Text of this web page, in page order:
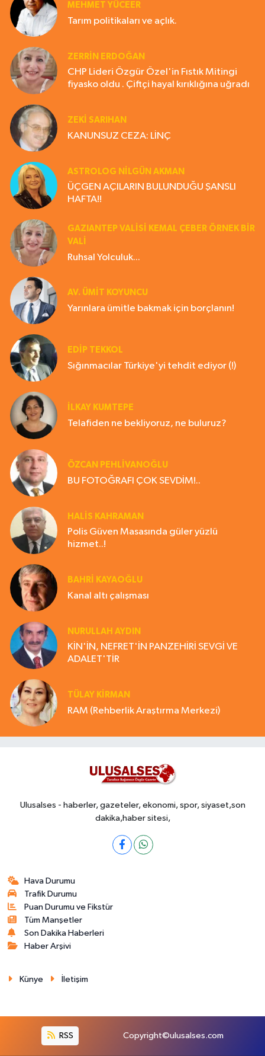
MEHMET YÜCEER
Tarım politikaları ve açlık.
ZERRIN ERDOĞAN
CHP Lideri Özgür Özel'in Fıstık Mitingi
fiyasko oldu . Çiftçi hayal kırıklığına uğradı
ZEKI SARIHAN
KANUNSUZ CEZA: LİNÇ
ASTROLOG NILGÜN AKMAN
ÜÇGEN AÇILARIN BULUNDUĞU ŞANSLI
HAFTA!!
GAZIANTEP VALISI KEMAL ÇEBER ÖRNEK BİR
VALİ
Ruhsal Yolculuk...
AV. ÜMIT KOYUNCU
Yarınlara ümitle bakmak için borçlanın!
EDIP TEKKOL
Sığınmacılar Türkiye'yi tehdit ediyor (!)
İLKAY KUMTEPE
Telafiden ne bekliyoruz, ne buluruz?
ÖZCAN PEHLİVANOĞLU
BU FOTOĞRAFI ÇOK SEVDİM!..
HALIS KAHRAMAN
Polis Güven Masasında güler yüzlü
hizmet..!
BAHRI KAYAOĞLU
Kanal altı çalışması
NURULLAH AYDIN
KİN'İN, NEFRET'İN PANZEHİRİ SEVGİ VE
ADALET'TİR
TÜLAY KİRMAN
RAM (Rehberlik Araştırma Merkezi)
Ulusalses - haberler, gazeteler, ekonomi, spor, siyaset,son
dakika,haber sitesi,
Hava Durumu
Trafik Durumu
Puan Durumu ve Fikstür
Tüm Manşetler
Son Dakika Haberleri
Haber Arşivi
Künye İletişim
RSS Copyright©ulusalses.com